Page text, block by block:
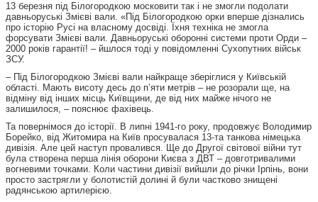
13 березня під Білогородкою московити так і не змогли подолати
давньоруські Змієві вали. «Під Білогородкою орки вперше дізнались
про історію Русі на власному досвіді. Їхня техніка не змогла
форсувати Змієві вали. Давньоруські оборонні системи проти Орди –
2000 років гарантії! – йшлося тоді у повідомленні Сухопутних військ
ЗСУ.
– Під Білогородкою Змієві вали найкраще зберіглися у Київській
області. Мають висоту десь до п’яти метрів – не розорали ще, на
відміну від інших місць Київщини, де від них майже нічого не
залишилося, – пояснює фахівець.
Та повернімося до історії. В липні 1941-го року, продовжує Володимир
Борейко, від Житомира на Київ просувалася 13-та танкова німецька
дивізія. Але цей наступ провалився. Ще до Другої світової війни тут
була створена перша лінія оборони Києва з ДВТ – довготривалими
вогневими точками. Коли частини дивізії вийшли до річки Ірпінь, вони
просто застрягли у болотистій долині й були частково знищені
радянською артилерією.